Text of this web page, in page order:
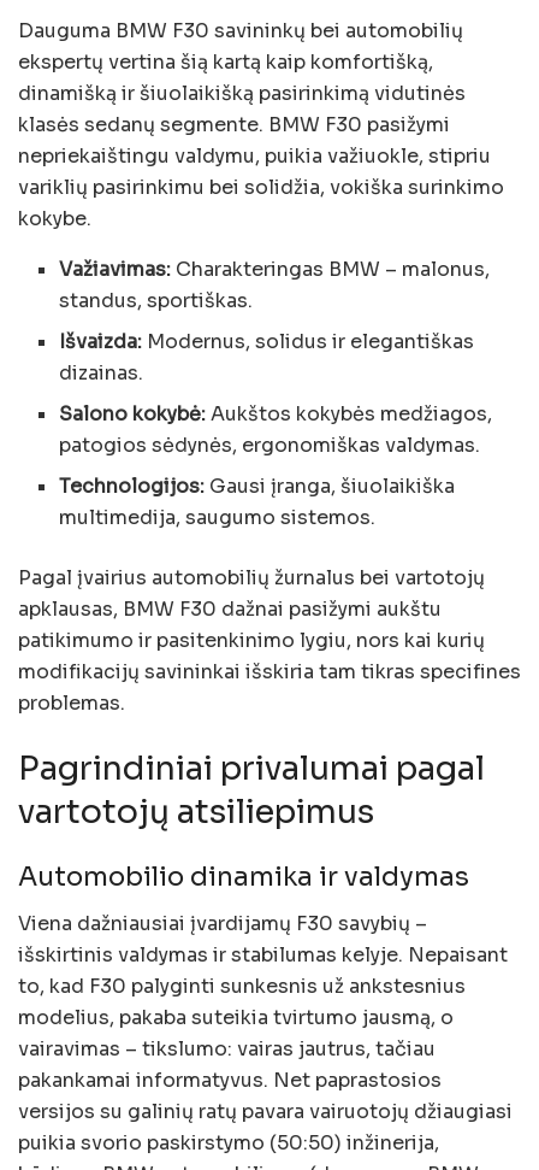
Dauguma BMW F30 savininkų bei automobilių
ekspertų vertina šią kartą kaip komfortišką,
dinamišką ir šiuolaikišką pasirinkimą vidutinės
klasės sedanų segmente. BMW F30 pasižymi
nepriekaištingu valdymu, puikia važiuokle, stipriu
variklių pasirinkimu bei solidžia, vokiška surinkimo
kokybe.
Važiavimas: Charakteringas BMW – malonus,
standus, sportiškas.
Išvaizda: Modernus, solidus ir elegantiškas
dizainas.
Salono kokybė:Aukštos kokybės medžiagos,
patogios sėdynės, ergonomiškas valdymas.
Technologijos: Gausi įranga, šiuolaikiška
multimedija, saugumo sistemos.
Pagal įvairius automobilių žurnalus bei vartotojų
apklausas, BMW F30 dažnai pasižymi aukštu
patikimumo ir pasitenkinimo lygiu, nors kai kurių
modifikacijų savininkai išskiria tam tikras specifines
problemas.
Pagrindiniai privalumai pagal
vartotojų atsiliepimus
Automobilio dinamika ir valdymas
Viena dažniausiai įvardijamų F30 savybių –
išskirtinis valdymas ir stabilumas kelyje. Nepaisant
to, kad F30 palyginti sunkesnis už ankstesnius
modelius, pakaba suteikia tvirtumo jausmą, o
vairavimas – tikslumo: vairas jautrus, tačiau
pakankamai informatyvus. Net paprastosios
versijos su galinių ratų pavara vairuotojų džiaugiasi
puikia svorio paskirstymo (50:50) inžinerija,